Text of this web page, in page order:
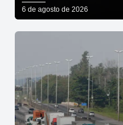
6 de agosto de 2026